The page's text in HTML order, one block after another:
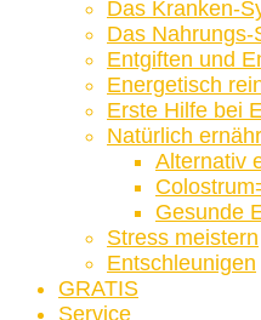
Das Kranken-
Das
Entgiften und
Energetisch
Erste Hilfe bei
Natürlich
Alternativ
Gesunde
Stress meistern
Entschleunigen
GRATIS
Service